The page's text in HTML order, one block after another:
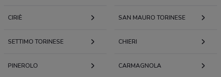
CIRIÈ SAN MAURO TORINESE
SETTIMO TORINESE CHIERI
PINEROLO CARMAGNOLA